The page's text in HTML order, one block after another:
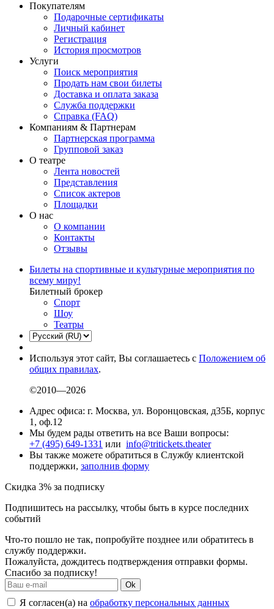
Покупателям
Подарочные сертификаты
Личный кабинет
Регистрация
История просмотров
Услуги
Поиск мероприятия
Продать нам свои билеты
Доставка и оплата заказа
Служба поддержки
Справка (FAQ)
Компаниям & Партнерам
Партнерская программа
Групповой заказ
О театре
Лента новостей
Представления
Список актеров
Площадки
О нас
О компании
Контакты
Отзывы
Билеты на спортивные и культурные мероприятия по
всему миру!
Билетный брокер
Спорт
Шоу
Театры
Используя этот сайт, Вы соглашаетесь с Положением об
общих правилах.
©2010—2026
Адрес офиса: г. Москва, ул. Воронцовская, д35Б, корпус
1, оф.12
Мы будем рады ответить на все Ваши вопросы:
+7 (495) 649-1331 или info@tritickets.theater
Вы также можете обратиться в Службу клиентской
поддержки, заполнив форму
Скидка 3% за подписку
Подпишитесь на рассылку, чтобы быть в курсе последних
событий
Что-то пошло не так, попробуйте позднее или обратитесь в
службу поддержки.
Пожалуйста, дождитесь подтверждения отправки формы.
Спасибо за подписку!
Ok
Я согласен(а) на обработку персональных данных